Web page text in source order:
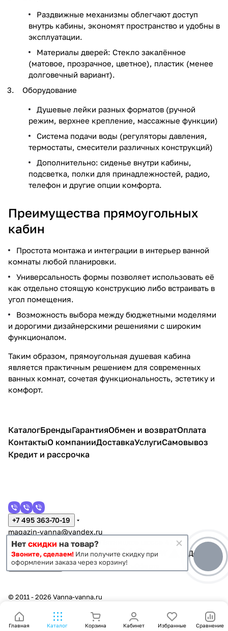
Раздвижные механизмы облегчают доступ
внутрь кабины, экономят пространство и удобны в
эксплуатации.
Материалы дверей: Стекло закалённое
(матовое, прозрачное, цветное), пластик (менее
долговечный вариант).
Оборудование
Душевые лейки разных форматов (ручной
режим, верхнее крепление, массажные функции)
Система подачи воды (регуляторы давления,
термостаты, смесители различных конструкций)
Дополнительно: сиденье внутри кабины,
подсветка, полки для принадлежностей, радио,
телефон и другие опции комфорта.
Преимущества прямоугольных
кабин
Простота монтажа и интеграции в интерьер ванной
комнаты любой планировки.
Универсальность формы позволяет использовать её
как отдельно стоящую конструкцию либо встраивать в
угол помещения.
Возможность выбора между бюджетными моделями
и дорогими дизайнерскими решениями с широким
функционалом.
Таким образом, прямоугольная душевая кабина
является практичным решением для современных
ванных комнат, сочетая функциональность, эстетику и
комфорт.
Главная Каталог Корзина Кабинет Избранные Сравнение
КаталогБрендыГарантияОбмен и возвратОплата
КонтактыО компанииДоставкаУслугиСамовывоз
Кредит и рассрочка
+7 495 363-70-19
magazin-vanna@yandex.ru
г. Москва, Митино, улица Пятницкое шоссе 47
Темная тема Конфиденциальность
© 2011 - 2026 Vanna-vanna.ru
Нет скидки на товар?
Звоните, сделаем! Или получите скидку при
оформлении заказа через корзину!